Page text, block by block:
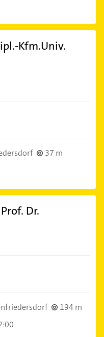
Kfm.Univ.
37 m
Dr.
194 m